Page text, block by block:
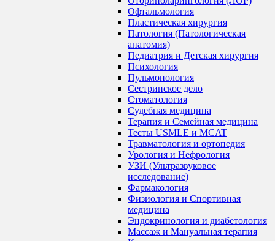
Офтальмология
Пластическая хирургия
Патология (Патологическая
анатомия)
Педиатрия и Детская хирургия
Психология
Пульмонология
Сестринское дело
Стоматология
Судебная медицина
Терапия и Семейная медицина
Тесты USMLE и MCAT
Травматология и ортопедия
Урология и Нефрология
УЗИ (Ультразвуковое
исследование)
Фармакология
Физиология и Спортивная
медицина
Эндокринология и диабетология
Массаж и Мануальная терапия